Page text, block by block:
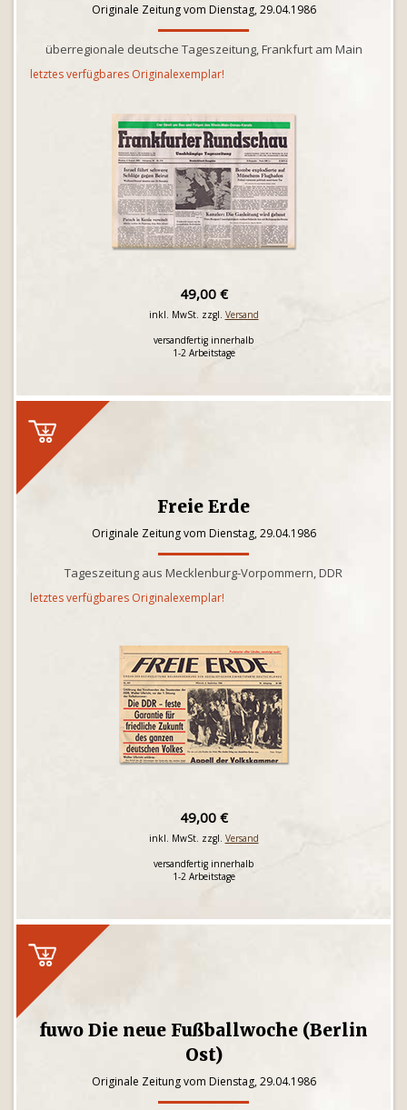
Originale Zeitung vom Dienstag, 29.04.1986
überregionale deutsche Tageszeitung, Frankfurt am Main
letztes verfügbares Originalexemplar!
49,00 €
inkl. MwSt. zzgl. Versand
versandfertig innerhalb
1-2 Arbeitstage
Freie Erde
Originale Zeitung vom Dienstag, 29.04.1986
Tageszeitung aus Mecklenburg-Vorpommern, DDR
letztes verfügbares Originalexemplar!
49,00 €
inkl. MwSt. zzgl. Versand
versandfertig innerhalb
1-2 Arbeitstage
fuwo Die neue Fußballwoche (Berlin
Ost)
Originale Zeitung vom Dienstag, 29.04.1986